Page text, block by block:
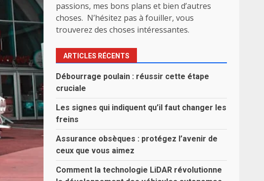
passions, mes bons plans et bien d’autres
choses. N’hésitez pas à fouiller, vous
trouverez des choses intéressantes.
ARTICLES RÉCENTS
Débourrage poulain : réussir cette étape
cruciale
Les signes qui indiquent qu’il faut changer les
freins
Assurance obsèques : protégez l’avenir de
ceux que vous aimez
Comment la technologie LiDAR révolutionne